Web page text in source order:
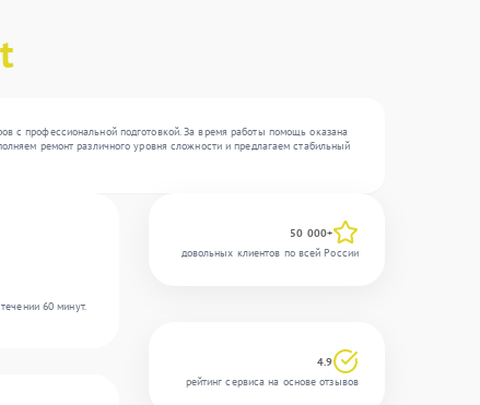
с профессиональной подготовкой. За время работы помощь оказана
ремонт различного уровня сложности и предлагаем стабильный
60 минут.
50 000+
довольных клиентов по всей России
4.9
рейтинг сервиса на основе отзывов